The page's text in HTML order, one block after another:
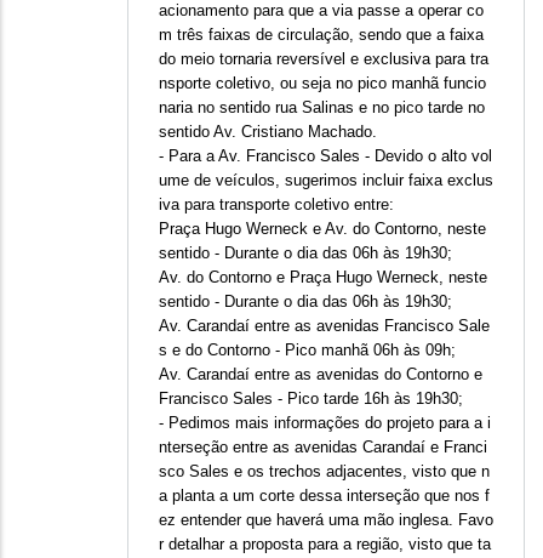
acionamento para que a via passe a operar co
m três faixas de circulação, sendo que a faixa
do meio tornaria reversível e exclusiva para tra
nsporte coletivo, ou seja no pico manhã funcio
naria no sentido rua Salinas e no pico tarde no
sentido Av. Cristiano Machado.
- Para a Av. Francisco Sales - Devido o alto vol
ume de veículos, sugerimos incluir faixa exclus
iva para transporte coletivo entre:
Praça Hugo Werneck e Av. do Contorno, neste
sentido - Durante o dia das 06h às 19h30;
Av. do Contorno e Praça Hugo Werneck, neste
sentido - Durante o dia das 06h às 19h30;
Av. Carandaí entre as avenidas Francisco Sale
s e do Contorno - Pico manhã 06h às 09h;
Av. Carandaí entre as avenidas do Contorno e
Francisco Sales - Pico tarde 16h às 19h30;
- Pedimos mais informações do projeto para a i
nterseção entre as avenidas Carandaí e Franci
sco Sales e os trechos adjacentes, visto que n
a planta a um corte dessa interseção que nos f
ez entender que haverá uma mão inglesa. Favo
r detalhar a proposta para a região, visto que ta